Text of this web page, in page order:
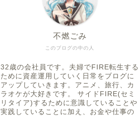
このブログの中の人
不燃ごみ
32歳の会社員です。夫婦でFIRE転生する
ために資産運用していく日常をブログに
アップしていきます。アニメ、旅行、カ
ラオケが大好きです。 サイドFIRE(セミ
リタイア)するために意識していることや
実践していることに加え、お金や仕事の